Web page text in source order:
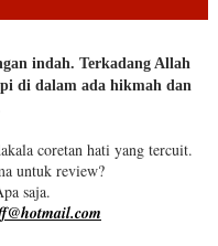
indah. Terkadang Allah
di dalam ada hikmah dan
coretan hati yang tercuit.
untuk review?
saja.